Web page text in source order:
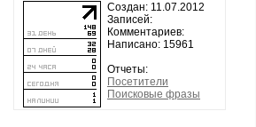
Создан: 11.07.2012
Записей:
Комментариев:
Написано: 15961
Отчеты:
Посетители
Поисковые фразы